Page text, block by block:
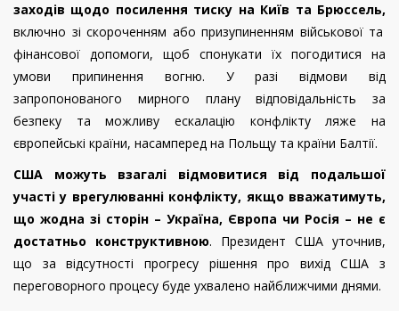
заходів щодо посилення тиску на Київ та Брюссель,
включно зі скороченням або призупиненням військової та
фінансової допомоги, щоб спонукати їх погодитися на
умови припинення вогню. У разі відмови від
запропонованого мирного плану відповідальність за
безпеку та можливу ескалацію конфлікту ляже на
європейські країни, насамперед на Польщу та країни Балтії.
США можуть взагалі відмовитися від подальшої
участі у врегулюванні конфлікту, якщо вважатимуть,
що жодна зі сторін – Україна, Європа чи Росія – не є
достатньо конструктивною. Президент США уточнив,
що за відсутності прогресу рішення про вихід США з
переговорного процесу буде ухвалено найближчими днями.